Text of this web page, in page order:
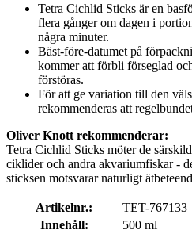
Tetra Cichlid Sticks är en
flera gånger om dagen i
några minuter.
Bäst-före-datumet på
kommer att förbli förseglad
förstöras.
För att ge variation till den
rekommenderas att
Oliver Knott rekommenderar:
Tetra Cichlid Sticks möter de
ciklider och andra akvariumfiskar -
sticksen motsvarar naturligt
Artikelnr.:
TET-767133
Innehåll:
500 ml